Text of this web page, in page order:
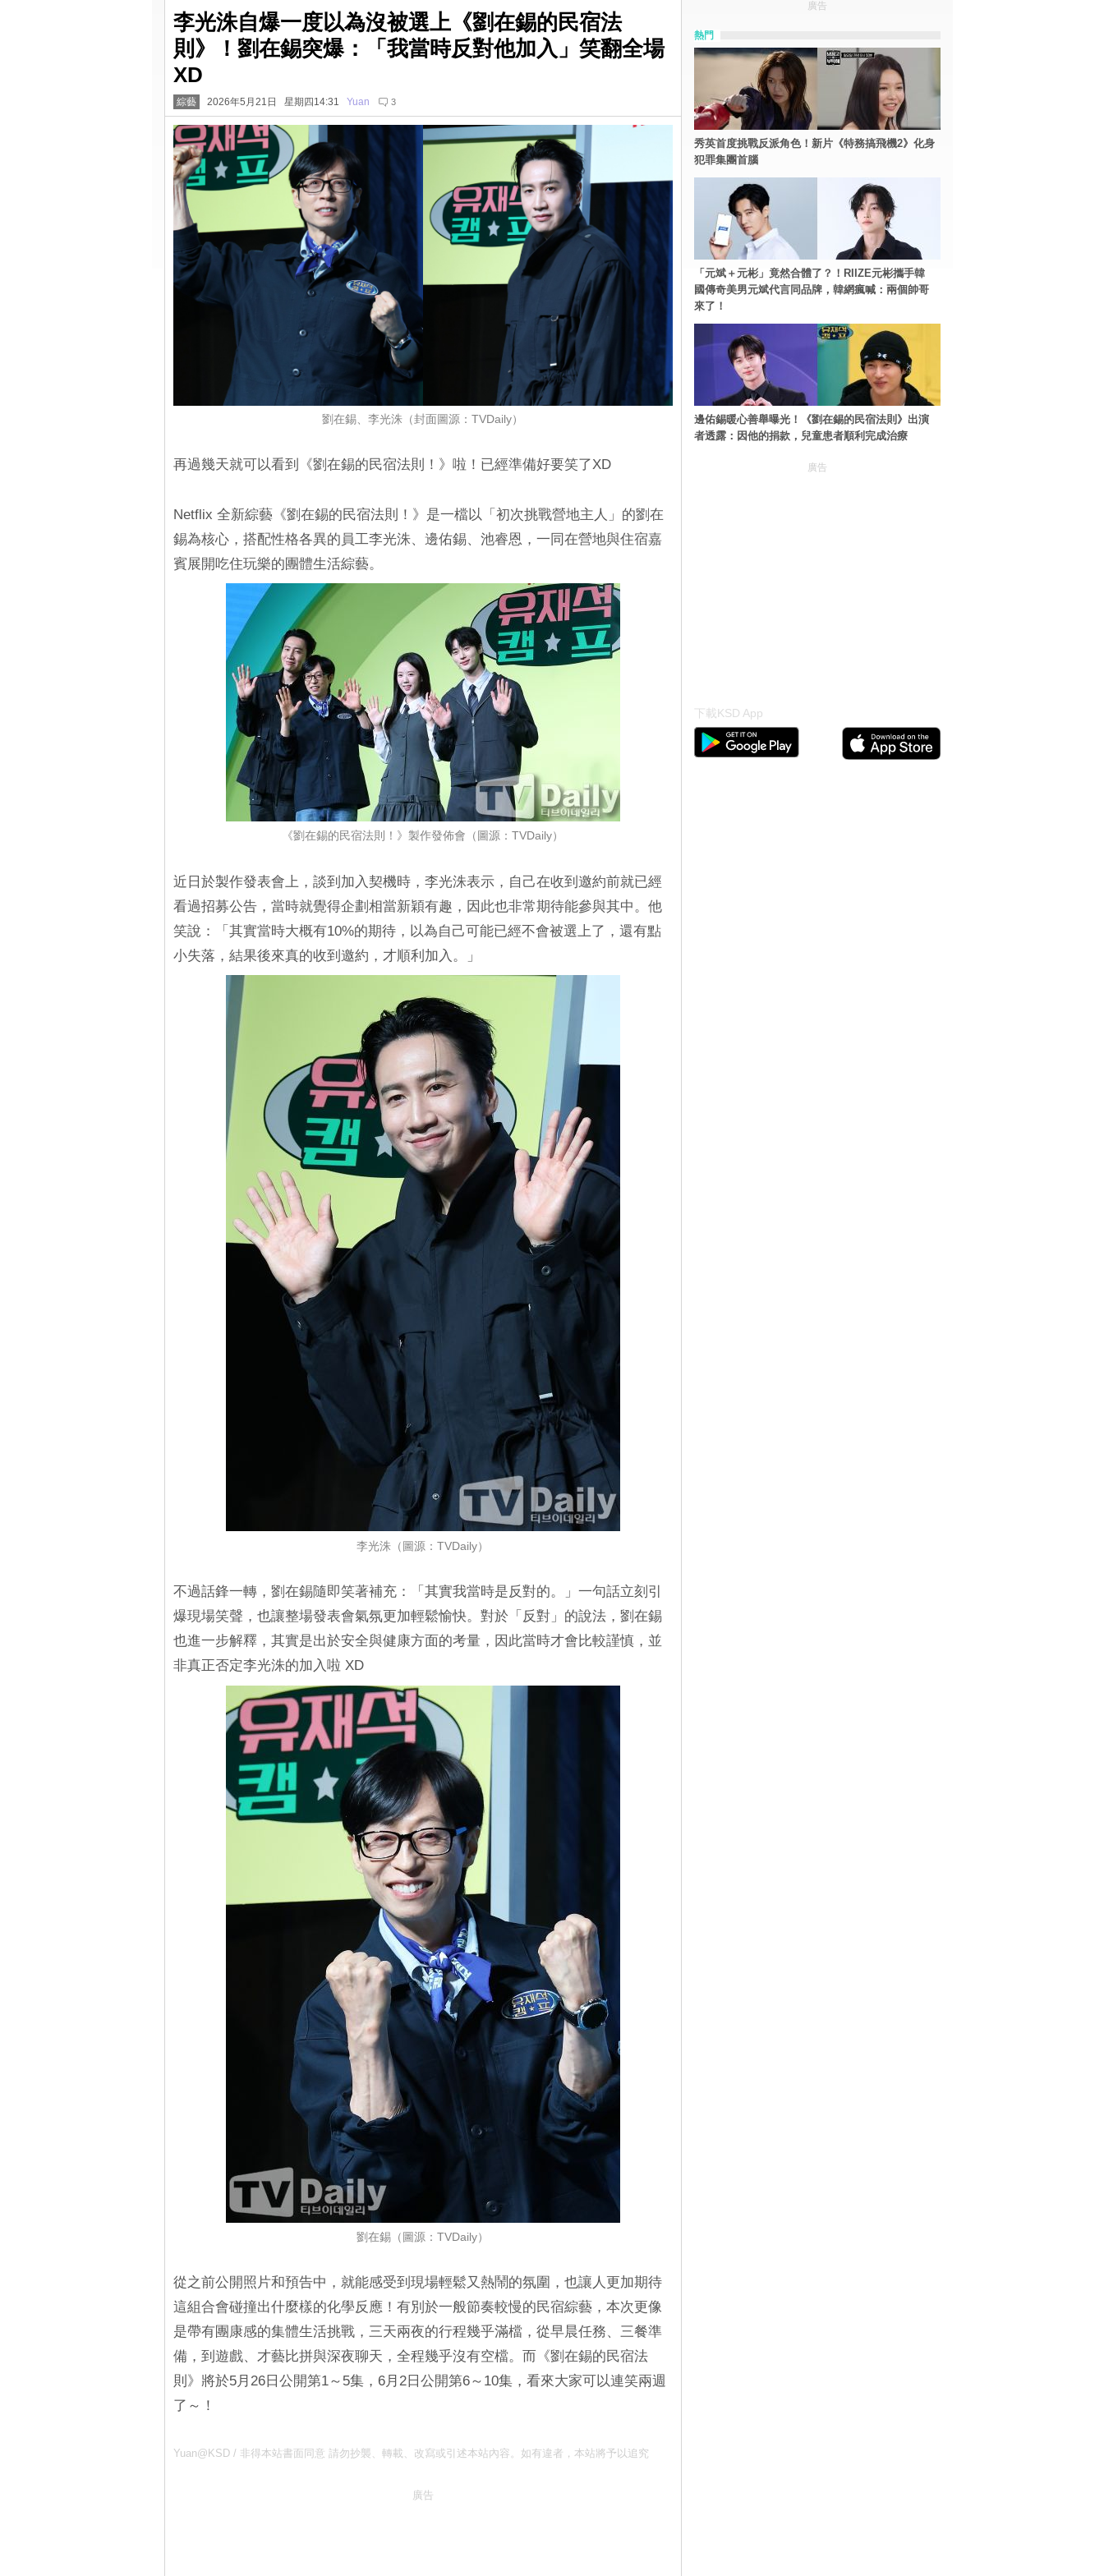
李光洙自爆一度以為沒被選上《劉在錫的民宿法
則》！劉在錫突爆：「我當時反對他加入」笑翻全場
XD
綜藝 2026年5月21日 星期四14:31 Yuan 3
劉在錫、李光洙（封面圖源：TVDaily）
再過幾天就可以看到《劉在錫的民宿法則！》啦！已經準備好要笑了XD
Netflix 全新綜藝《劉在錫的民宿法則！》是一檔以「初次挑戰營地主人」的劉在
錫為核心，搭配性格各異的員工李光洙、邊佑錫、池睿恩，一同在營地與住宿嘉
賓展開吃住玩樂的團體生活綜藝。
《劉在錫的民宿法則！》製作發佈會（圖源：TVDaily）
近日於製作發表會上，談到加入契機時，李光洙表示，自己在收到邀約前就已經
看過招募公告，當時就覺得企劃相當新穎有趣，因此也非常期待能參與其中。他
笑說：「其實當時大概有10%的期待，以為自己可能已經不會被選上了，還有點
小失落，結果後來真的收到邀約，才順利加入。」
李光洙（圖源：TVDaily）
不過話鋒一轉，劉在錫隨即笑著補充：「其實我當時是反對的。」一句話立刻引
爆現場笑聲，也讓整場發表會氣氛更加輕鬆愉快。對於「反對」的說法，劉在錫
也進一步解釋，其實是出於安全與健康方面的考量，因此當時才會比較謹慎，並
非真正否定李光洙的加入啦 XD
劉在錫（圖源：TVDaily）
從之前公開照片和預告中，就能感受到現場輕鬆又熱鬧的氛圍，也讓人更加期待
這組合會碰撞出什麼樣的化學反應！有別於一般節奏較慢的民宿綜藝，本次更像
是帶有團康感的集體生活挑戰，三天兩夜的行程幾乎滿檔，從早晨任務、三餐準
備，到遊戲、才藝比拼與深夜聊天，全程幾乎沒有空檔。而《劉在錫的民宿法
則》將於5月26日公開第1～5集，6月2日公開第6～10集，看來大家可以連笑兩週
了～！
Yuan@KSD / 非得本站書面同意 請勿抄襲、轉載、改寫或引述本站內容。如有違者，本站將予以追究
廣告
廣告
熱門
秀英首度挑戰反派角色！新片《特務搞飛機2》化身
犯罪集團首腦
「元斌＋元彬」竟然合體了？！RIIZE元彬攜手韓
國傳奇美男元斌代言同品牌，韓網瘋喊：兩個帥哥
來了！
邊佑錫暖心善舉曝光！《劉在錫的民宿法則》出演
者透露：因他的捐款，兒童患者順利完成治療
廣告
下載KSD App